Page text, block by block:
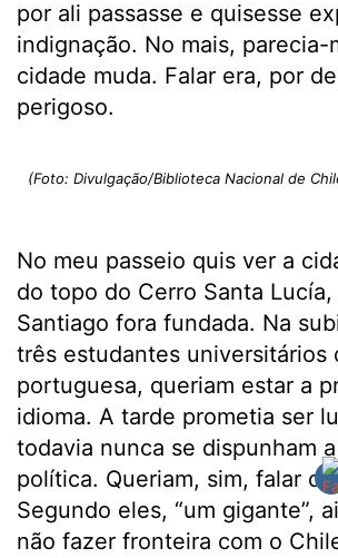
por ali passasse e quisesse
indignação. No mais, parecia-
cidade muda. Falar era, por
perigoso.
(Foto: Divulgação/Biblioteca Nacional de
No meu passeio quis ver a
do topo do Cerro Santa
Santiago fora fundada. Na
três estudantes universitários
portuguesa, queriam estar a
idioma. A tarde prometia ser
todavia nunca se dispunham
política. Queriam, sim, falar do
Segundo eles, “um gigante”,
não fazer fronteira com o